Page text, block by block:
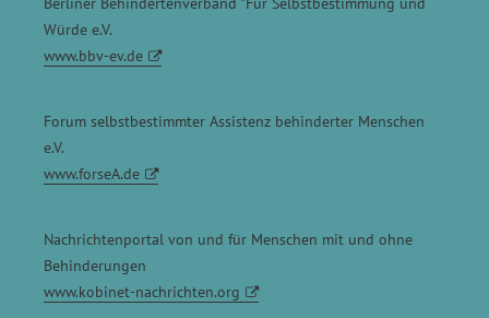
Würde e.V.
www.bbv-ev.de
Forum selbstbestimmter Assistenz behinderter Menschen
e.V.
www.forseA.de
Nachrichtenportal von und für Menschen mit und ohne
Behinderungen
www.kobinet-nachrichten.org